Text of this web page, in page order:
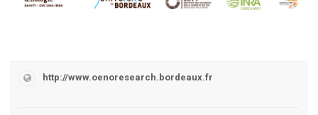
http://www.oenoresearch.bordeaux.fr